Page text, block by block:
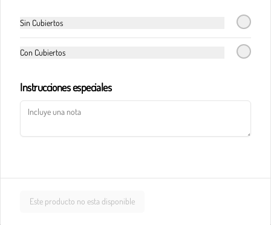
Pasta calderete pollo al pesto
Sin Cubiertos
Con Cubiertos
Instrucciones especiales
Este producto no esta disponible